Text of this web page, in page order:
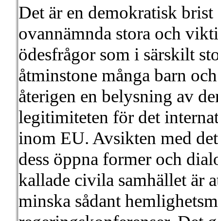
Det är en demokratisk
ovannämnda stora och
ödesfrågor som i särskilt
åtminstone många barn
återigen en belysning av
legitimiteten för det
inom EU. Avsikten med
dess öppna former och
kallade civila samhället är
minska sådant